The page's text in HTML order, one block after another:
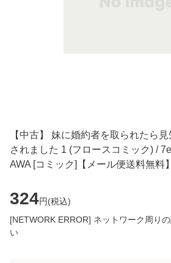
【中古】 妹に婚約者を取られたら
されました 1 (フロースコミック) /
AWA [コミック]【メール便送料無料】
324円(税込)
[NETWORK ERROR] ネットワーク周り
い